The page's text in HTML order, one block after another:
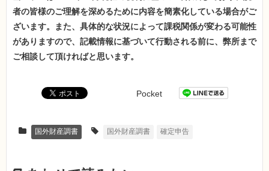
者の皆様のご理解を深めるために内容を簡素化している場合がご
ざいます。また、具体的な状況によって課税関係が変わる可能性
がありますので、記載情報に基づいて行動される前に、弊所まで
ご相談して頂ければと思います。
Pocket
国外財産調書 国外財産調書 確定申告